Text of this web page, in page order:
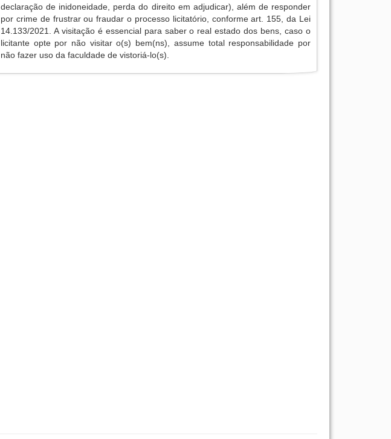
declaração de inidoneidade, perda do direito em adjudicar), além de responder
por crime de frustrar ou fraudar o processo licitatório, conforme art. 155, da Lei
14.133/2021. A visitação é essencial para saber o real estado dos bens, caso o
licitante opte por não visitar o(s) bem(ns), assume total responsabilidade por
não fazer uso da faculdade de vistoriá-lo(s).